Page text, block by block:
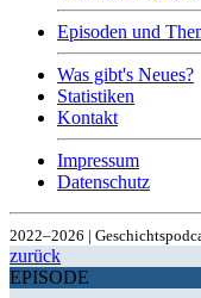
Episoden und
Was gibt's Neues?
Statistiken
Kontakt
Impressum
Datenschutz
2022–2026 |
zurück
EPISODE